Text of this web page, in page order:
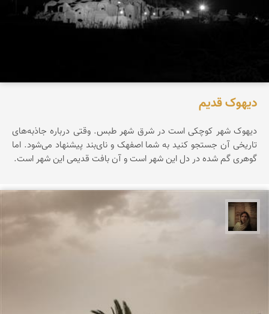
دیهوک قدیم
دیهوک شهر کوچکی است در شرق شهر طبس. وقتی درباره جاذبه‌های
تاریخی آن جستجو کنید به شما اصفهک و نای‌بند پیشنهاد می‌شود. اما
گوهری گم شده در دل این شهر است و آن بافت قدیمی این شهر است.